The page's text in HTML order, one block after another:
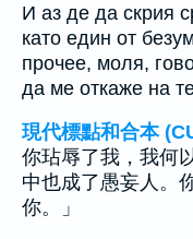
И аз де да скрия
като един от
прочее, моля,
да ме откаже на
現代標點和合本
你玷辱了我，我何
中也成了愚妄人。
你。」